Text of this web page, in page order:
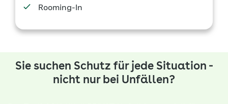
Rooming-In
Sie suchen Schutz für jede Situation -
nicht nur bei Unfällen?